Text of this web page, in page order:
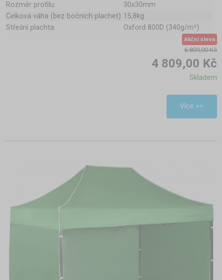
Rozměr profilu:
30x30mm
Celková váha (bez bočních plachet): 15,8kg
Střešní plachta:
Oxford 800D (340g/m²)
Akční sleva
6 809,00 Kč
4 809,00 Kč
Skladem
Více >>